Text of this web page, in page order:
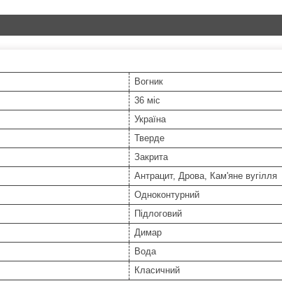
Вогник
36 міс
Україна
Тверде
Закрита
Антрацит, Дрова, Кам'яне вугілля
Одноконтурний
Підлоговий
Димар
Вода
Класичний